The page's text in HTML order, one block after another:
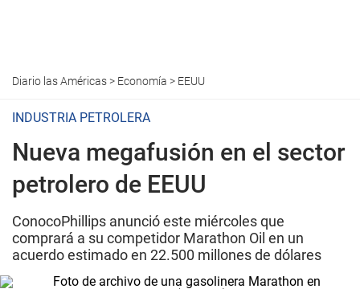
Diario las Américas> Economía > EEUU
INDUSTRIA PETROLERA
Nueva megafusión en el sector
petrolero de EEUU
ConocoPhillips anunció este miércoles que
comprará a su competidor Marathon Oil en un
acuerdo estimado en 22.500 millones de dólares